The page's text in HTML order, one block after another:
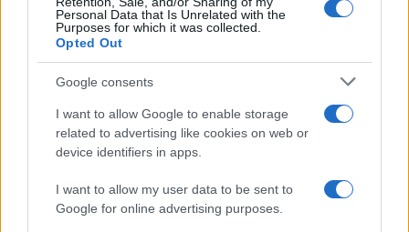
Personal Data that Is Unrelated with the
Purposes for which it was collected.
Opted Out
Google consents
I want to allow Google to enable storage
related to advertising like cookies on web or
device identifiers in apps.
I want to allow my user data to be sent to
Google for online advertising purposes.
Όροι Χρήσης . Το site προστατεύεται από reCAPTCHA, ισχύουν
Πολιτική Απορρήτου
ΚΟΚΚΙΝΑ ΔΑΝΕΙΑ
ΠΡΩΤΗ ΚΑΤΟΙΚΙΑ
ΣΥΡΙΖΑ
Ακολουθήστε το Νewsit.gr στοGoogle News